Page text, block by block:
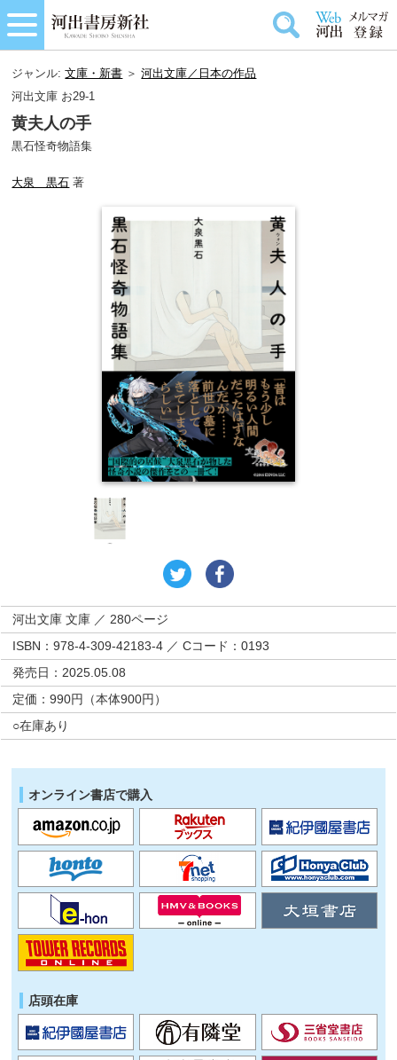
ジャンル:文庫・新書 ＞河出文庫／日本の作品
河出文庫 お29-1
黄夫人の手
黒石怪奇物語集
大泉 黒石 著
河出文庫 文庫 ／ 280ページ
ISBN：978-4-309-42183-4 ／ Cコード：0193
発売日：2025.05.08
定価：990円（本体900円）
○在庫あり
オンライン書店で購入
店頭在庫